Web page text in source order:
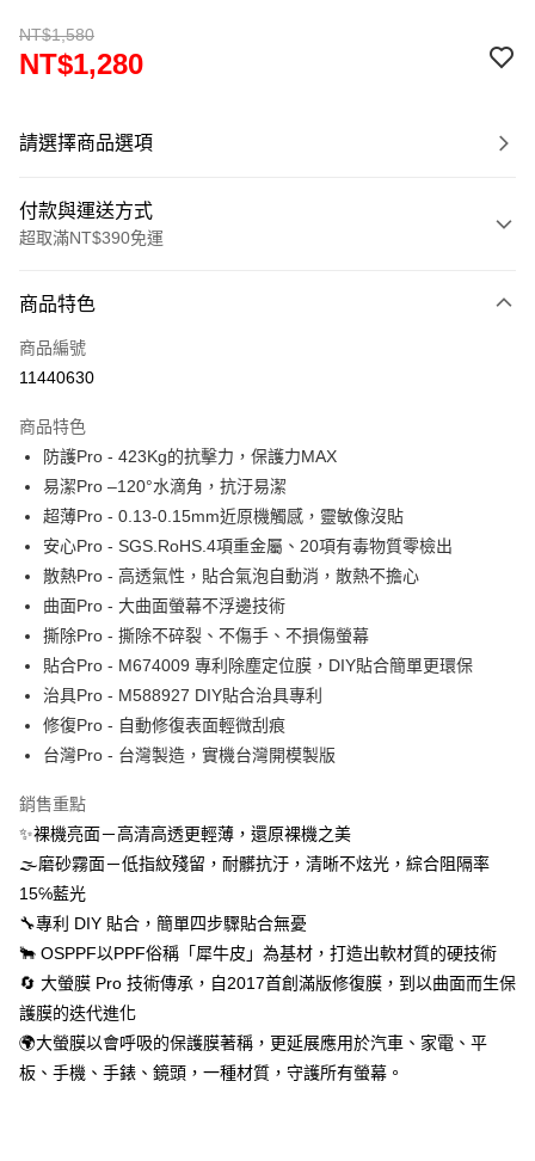
NT$1,580
NT$1,280
請選擇商品選項
付款與運送方式
超取滿NT$390免運
信用卡一次付款
超商取貨付款
運送方式
全家取貨付款
每筆NT$60，滿NT$390(含以上)免運費
7-11取貨付款
每筆NT$60，滿NT$390(含以上)免運費
宅配
每筆NT$55，滿NT$390(含以上)免運費
國際配送
商品特色
商品編號
11440630
商品特色
防護Pro - 423Kg的抗擊力，保護力MAX
易潔Pro –120°水滴角，抗汙易潔
超薄Pro - 0.13-0.15mm近原機觸感，靈敏像沒貼
安心Pro - SGS.RoHS.4項重金屬、20項有毒物質零檢出
散熱Pro - 高透氣性，貼合氣泡自動消，散熱不擔心
曲面Pro - 大曲面螢幕不浮邊技術
撕除Pro - 撕除不碎裂、不傷手、不損傷螢幕
貼合Pro - M674009 專利除塵定位膜，DIY貼合簡單更環保
治具Pro - M588927 DIY貼合治具專利
修復Pro - 自動修復表面輕微刮痕
台灣Pro - 台灣製造，實機台灣開模製版
銷售重點
✨裸機亮面－高清高透更輕薄，還原裸機之美
🌫磨砂霧面－低指紋殘留，耐髒抗汙，清晰不炫光，綜合阻隔率
15℅藍光
🔧專利 DIY 貼合，簡單四步驟貼合無憂
🐂 OSPPF以PPF俗稱「犀牛皮」為基材，打造出軟材質的硬技術
🔄 大螢膜 Pro 技術傳承，自2017首創滿版修復膜，到以曲面而生保
護膜的迭代進化
🌍大螢膜以會呼吸的保護膜著稱，更延展應用於汽車、家電、平
板、手機、手錶、鏡頭，一種材質，守護所有螢幕。